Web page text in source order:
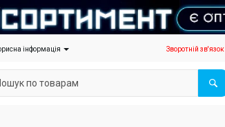
інформація Зворотній зв'язок